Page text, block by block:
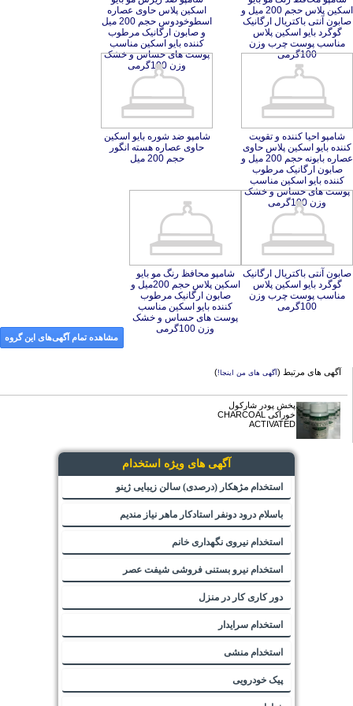
100گرمی
وزن 100گرمی
شامپو احیا کننده و تقویت
کننده بایو اسکین پلاس حاوی
عصاره بابونه حجم 200 میل و
صابون ارگانیک مرطوب
کننده بایو اسکین مناسب
پوست های حساس و خشک
وزن 100گرمی
شامپو ضد شوره بایو اسکین
حاوی عصاره هسته انگور
حجم 200 میل
صابون آنتی باکتریال ارگانیک
گوگرد بایو اسکین پلاس
مناسب پوست چرب وزن
100گرمی
شامپو محافظ رنگ مو بایو
اسکین پلاس حجم 200میل و
صابون ارگانیک مرطوب
کننده بایو اسکین مناسب
پوست های حساس و خشک
وزن 100گرمی
مشاهده تمام آگهی‌های این گروه
آگهی های مرتبط (آگهی های من اینجا!)
پخش پودر شارکول
خوراکی CHARCOAL
ACTIVATED
آگهی های ویژه استخدام
استخدام مژهکار (درصدی) سالن زیبایی ژینو
باسلام درود دونفر استادکار ماهر نیاز مندیم
استخدام نیروی نگهداری خانم
استخدام نیرو بستنی فروشی شیفت عصر
دور کاری کار در منزل
استخدام سرایدار
استخدام منشی
پیک خودرویی